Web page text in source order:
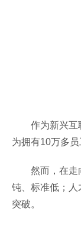
作为新兴互
为拥有10万多
然而，在走
钝、标准低；
突破。